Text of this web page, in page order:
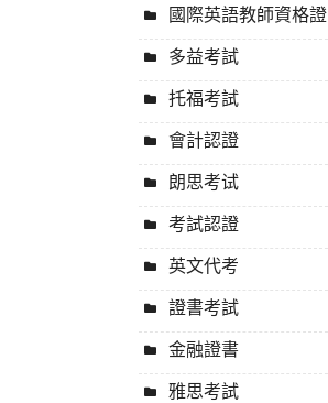
國際英語教師資格證
多益考試
托福考試
會計認證
朗思考试
考試認證
英文代考
證書考試
金融證書
雅思考試